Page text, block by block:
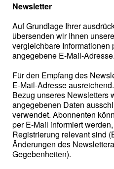
Newsletter
Auf Grundlage Ihrer
übersenden wir Ihnen
vergleichbare Informationen
angegebene E-Mail-Adresse.
Für den Empfang des
E-Mail-Adresse
Bezug unseres Newsletters
angegebenen Daten
verwendet. Abonnenten
per E-Mail informiert
Registrierung relevant sind
Änderungen des
Gegebenheiten).